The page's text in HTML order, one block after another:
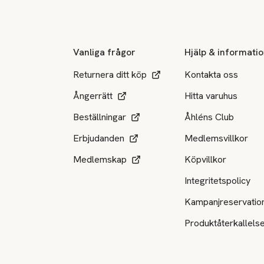
Vanliga frågor
Returnera ditt köp
Ångerrätt
Beställningar
Erbjudanden
Medlemskap
Hjälp &
Kontakta oss
Hitta varuhus
Åhléns Club
Medlemsvillkor
Köpvillkor
Integritetspolicy
Produktåterkallelse